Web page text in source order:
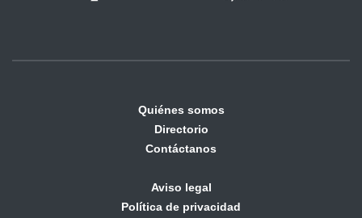
Quiénes somos
Directorio
Contáctanos
Aviso legal
Política de privacidad